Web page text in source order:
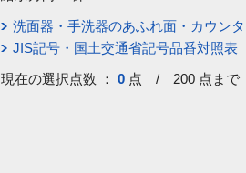
洗面器・手洗器のあふれ面・カウン
JIS記号・国土交通省記号品番対照表
現在の選択点数 ： 0 点 / 200 点まで